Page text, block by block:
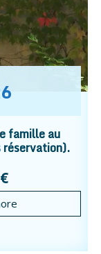
famille au
réservation).